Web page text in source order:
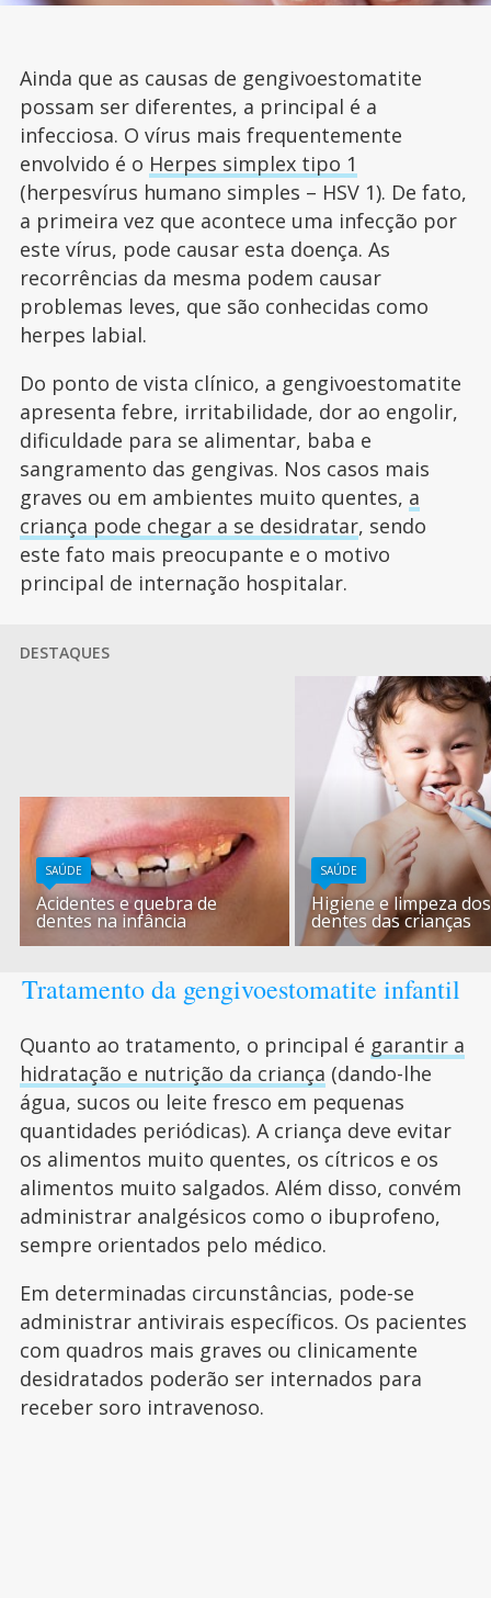
Ainda que as causas de gengivoestomatite
possam ser diferentes, a principal é a
infecciosa. O vírus mais frequentemente
envolvido é o Herpes simplex tipo 1
(herpesvírus humano simples – HSV 1). De fato,
a primeira vez que acontece uma infecção por
este vírus, pode causar esta doença. As
recorrências da mesma podem causar
problemas leves, que são conhecidas como
herpes labial.
Do ponto de vista clínico, a gengivoestomatite
apresenta febre, irritabilidade, dor ao engolir,
dificuldade para se alimentar, baba e
sangramento das gengivas. Nos casos mais
graves ou em ambientes muito quentes, a
criança pode chegar a se desidratar, sendo
este fato mais preocupante e o motivo
principal de internação hospitalar.
DESTAQUES
SAÚDE
Acidentes e quebra de
dentes na infância
SAÚDE
Higiene e limpeza dos
dentes das crianças
Tratamento da gengivoestomatite infantil
Quanto ao tratamento, o principal é garantir a
hidratação e nutrição da criança (dando-lhe
água, sucos ou leite fresco em pequenas
quantidades periódicas). A criança deve evitar
os alimentos muito quentes, os cítricos e os
alimentos muito salgados. Além disso, convém
administrar analgésicos como o ibuprofeno,
sempre orientados pelo médico.
Em determinadas circunstâncias, pode-se
administrar antivirais específicos. Os pacientes
com quadros mais graves ou clinicamente
desidratados poderão ser internados para
receber soro intravenoso.